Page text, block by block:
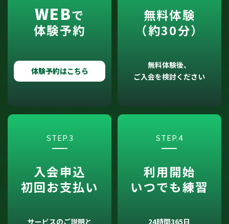
WEBで
体験予約
体験予約はこちら
無料体験
（約30分）
無料体験後、
ご入会を検討ください
STEP.3
入会申込
初回お支払い
サービスのご説明と
STEP.4
利用開始
いつでも練習
24時間365日